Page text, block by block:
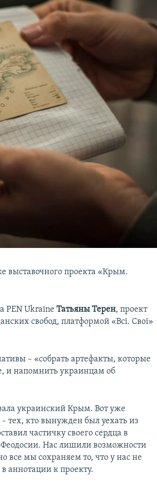
выставочного проекта «Крым.
PEN UkraineТатьяны Терен, проект
свобод, платформой «Всі. Свої»
– «собрать артефакты, которые
и напомнить украинцам об
украинский Крым. Вот уже
тех, кто вынужден был уехать из
частичку своего сердца в
Нас лишили возможности
все мы сохраняем то, что у нас не
аннотации к проекту.